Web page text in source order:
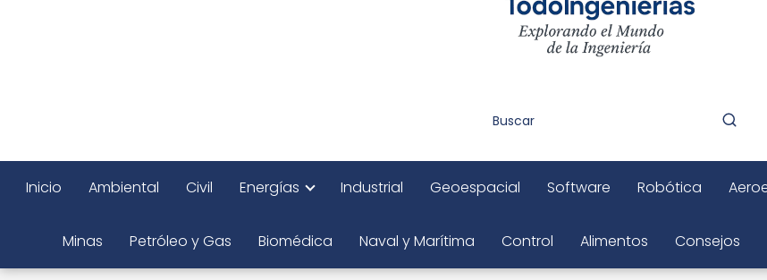
Inicio Ambiental Civil Energías Industrial Geoespacial Software Robótica
Minas Petróleo y Gas Biomédica Naval y Marítima Control Alimentos Consejos